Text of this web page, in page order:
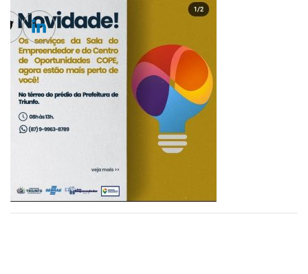
Twitter
Linkedin